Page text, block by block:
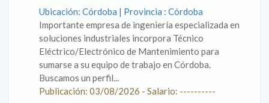
Ubicación: Córdoba | Provincia : Córdoba
Importante empresa de ingeniería especializada en
soluciones industriales incorpora Técnico
Eléctrico/Electrónico de Mantenimiento para
sumarse a su equipo de trabajo en Córdoba.
Buscamos un perfil...
Publicación: 03/08/2026 - Salario: ----------